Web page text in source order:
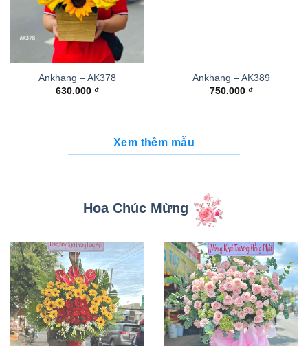
Ankhang – AK378
630.000 ₫
Ankhang – AK389
750.000 ₫
Xem thêm mẫu
Hoa Chúc Mừng